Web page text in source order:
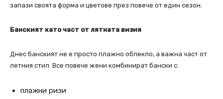
запази своята форма и цветове през повече от един сезон.
Банският като част от лятната визия
Днес банският не е просто плажно облекло, а важна част от
летния стил. Все повече жени комбинират бански с:
плажни ризи